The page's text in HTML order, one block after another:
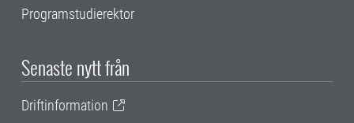
Programstudierektor
Senaste nytt från
Driftinformation